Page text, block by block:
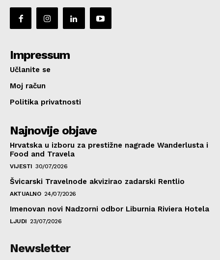
Impressum
Učlanite se
Moj račun
Politika privatnosti
Najnovije objave
Hrvatska u izboru za prestižne nagrade Wanderlusta i
Food and Travela
VIJESTI 30/07/2026
Švicarski Travelnode akvizirao zadarski Rentlio
AKTUALNO 24/07/2026
Imenovan novi Nadzorni odbor Liburnia Riviera Hotela
LJUDI 23/07/2026
Newsletter